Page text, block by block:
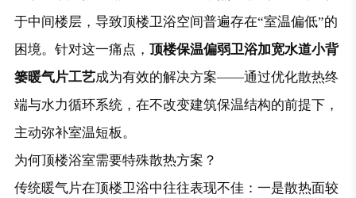
于中间楼层，导致顶楼卫浴空间普遍存在“室温偏低”的
困境。针对这一痛点， 顶楼保温偏弱卫浴加宽水道小背
篓暖气片工艺成为有效的解决方案——通过优化散热终
端与水力循环系统，在不改变建筑保温结构的前提下，
主动弥补室温短板。
为何顶楼浴室需要特殊散热方案？
传统暖气片在顶楼卫浴中往往表现不佳：一是散热面较